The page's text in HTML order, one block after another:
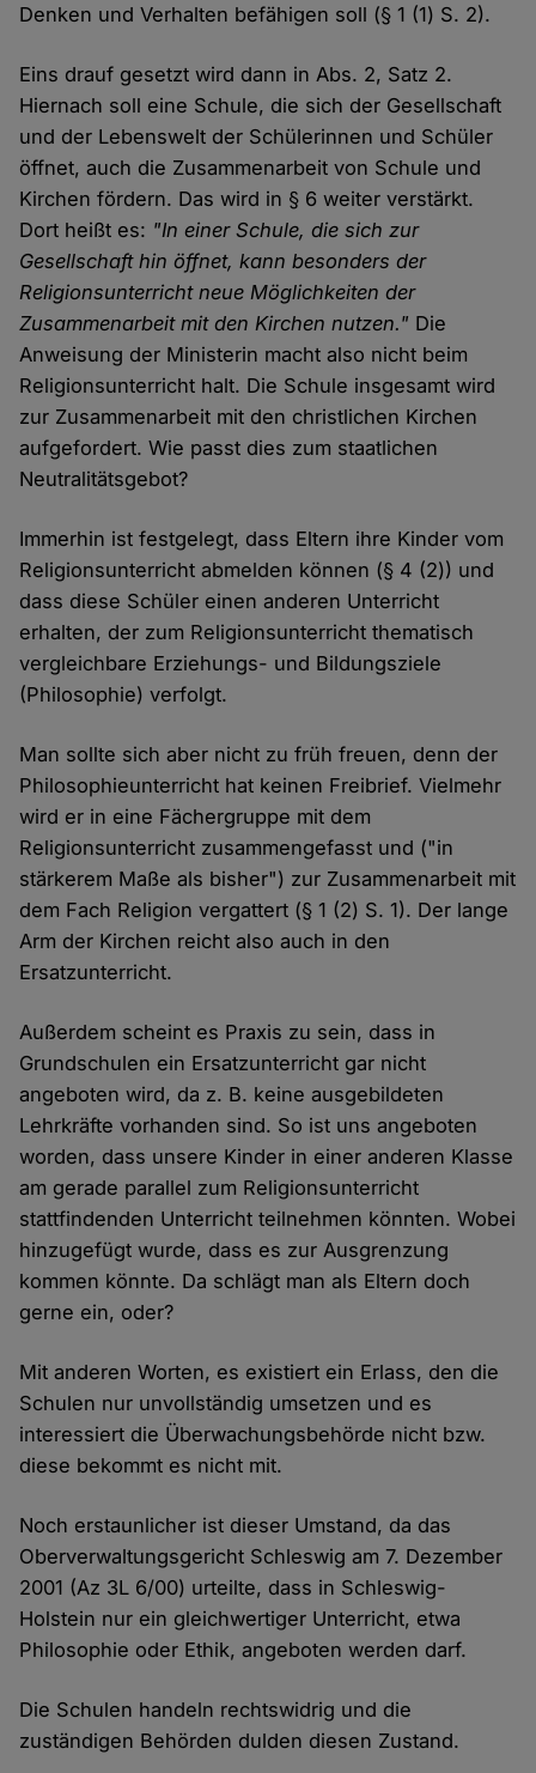
Denken und Verhalten befähigen soll (§ 1 (1) S. 2).
Eins drauf gesetzt wird dann in Abs. 2, Satz 2.
Hiernach soll eine Schule, die sich der Gesellschaft
und der Lebenswelt der Schülerinnen und Schüler
öffnet, auch die Zusammenarbeit von Schule und
Kirchen fördern. Das wird in § 6 weiter verstärkt.
Dort heißt es: "In einer Schule, die sich zur
Gesellschaft hin öffnet, kann besonders der
Religionsunterricht neue Möglichkeiten der
Zusammenarbeit mit den Kirchen nutzen." Die
Anweisung der Ministerin macht also nicht beim
Religionsunterricht halt. Die Schule insgesamt wird
zur Zusammenarbeit mit den christlichen Kirchen
aufgefordert. Wie passt dies zum staatlichen
Neutralitätsgebot?
Immerhin ist festgelegt, dass Eltern ihre Kinder vom
Religionsunterricht abmelden können (§ 4 (2)) und
dass diese Schüler einen anderen Unterricht
erhalten, der zum Religionsunterricht thematisch
vergleichbare Erziehungs- und Bildungsziele
(Philosophie) verfolgt.
Man sollte sich aber nicht zu früh freuen, denn der
Philosophieunterricht hat keinen Freibrief. Vielmehr
wird er in eine Fächergruppe mit dem
Religionsunterricht zusammengefasst und ("in
stärkerem Maße als bisher") zur Zusammenarbeit mit
dem Fach Religion vergattert (§ 1 (2) S. 1). Der lange
Arm der Kirchen reicht also auch in den
Ersatzunterricht.
Außerdem scheint es Praxis zu sein, dass in
Grundschulen ein Ersatzunterricht gar nicht
angeboten wird, da z. B. keine ausgebildeten
Lehrkräfte vorhanden sind. So ist uns angeboten
worden, dass unsere Kinder in einer anderen Klasse
am gerade parallel zum Religionsunterricht
stattfindenden Unterricht teilnehmen könnten. Wobei
hinzugefügt wurde, dass es zur Ausgrenzung
kommen könnte. Da schlägt man als Eltern doch
gerne ein, oder?
Mit anderen Worten, es existiert ein Erlass, den die
Schulen nur unvollständig umsetzen und es
interessiert die Überwachungsbehörde nicht bzw.
diese bekommt es nicht mit.
Noch erstaunlicher ist dieser Umstand, da das
Oberverwaltungsgericht Schleswig am 7. Dezember
2001 (Az 3L 6/00) urteilte, dass in Schleswig-
Holstein nur ein gleichwertiger Unterricht, etwa
Philosophie oder Ethik, angeboten werden darf.
Die Schulen handeln rechtswidrig und die
zuständigen Behörden dulden diesen Zustand.